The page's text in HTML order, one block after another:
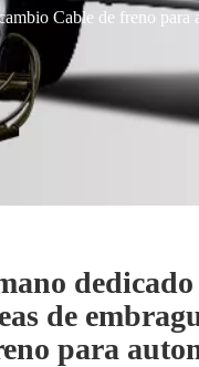
Cable de freno
de
para